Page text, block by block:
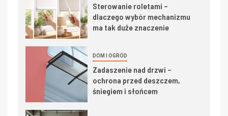
Sterowanie roletami –
dlaczego wybór mechanizmu
ma tak duże znaczenie
DOM I OGRÓD
Zadaszenie nad drzwi –
ochrona przed deszczem,
śniegiem i słońcem